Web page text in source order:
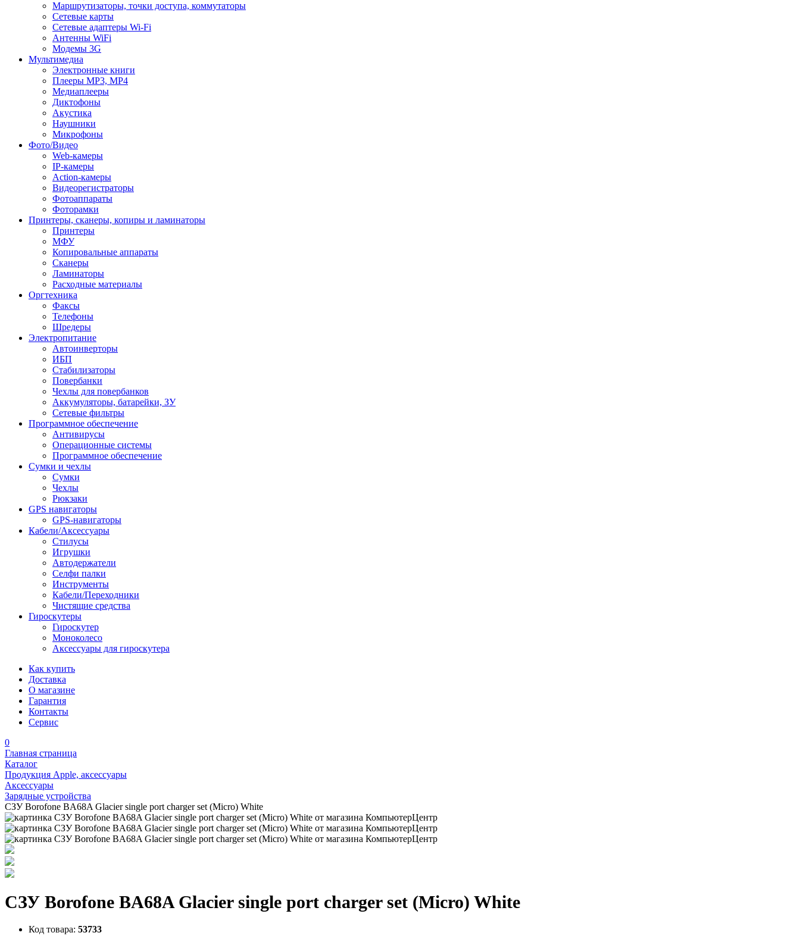
Маршрутизаторы, точки доступа, коммутаторы
Сетевые карты
Сетевые адаптеры Wi-Fi
Антенны WiFi
Модемы 3G
Мультимедиа
Электронные книги
Плееры MP3, MP4
Медиаплееры
Диктофоны
Акустика
Наушники
Микрофоны
Фото/Видео
Web-камеры
IP-камеры
Action-камеры
Видеорегистраторы
Фотоаппараты
Фоторамки
Принтеры, сканеры, копиры и ламинаторы
Принтеры
МФУ
Копировальные аппараты
Сканеры
Ламинаторы
Расходные материалы
Оргтехника
Факсы
Телефоны
Шредеры
Электропитание
Автоинверторы
ИБП
Стабилизаторы
Повербанки
Чехлы для повербанков
Аккумуляторы, батарейки, ЗУ
Сетевые фильтры
Программное обеспечение
Антивирусы
Операционные системы
Программное обеспечение
Сумки и чехлы
Сумки
Чехлы
Рюкзаки
GPS навигаторы
GPS-навигаторы
Кабели/Аксессуары
Стилусы
Игрушки
Автодержатели
Селфи палки
Инструменты
Кабели/Переходники
Чистящие средства
Гироскутеры
Гироскутер
Моноколесо
Аксессуары для гироскутера
Как купить
Доставка
О магазине
Гарантия
Контакты
Сервис
0
Главная страница
Каталог
Продукция Apple, аксессуары
Аксессуары
Зарядные устройства
СЗУ Borofone BA68A Glacier single port charger set (Micro) White
СЗУ Borofone BA68A Glacier single port charger set (Micro) White
Код товара: 53733